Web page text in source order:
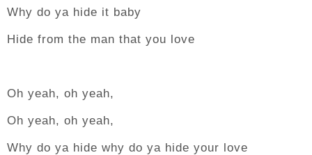
Why do ya hide it baby
Hide from the man that you love
Oh yeah, oh yeah,
Oh yeah, oh yeah,
Why do ya hide why do ya hide your love